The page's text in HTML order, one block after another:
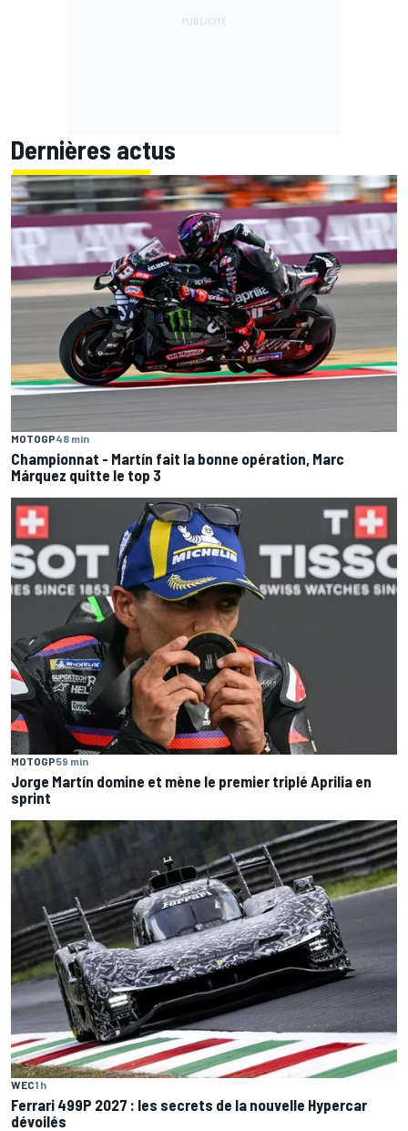
Dernières actus
MOTOGP48 min
Championnat - Martín fait la bonne opération, Marc
Márquez quitte le top 3
MOTOGP59 min
Jorge Martín domine et mène le premier triplé Aprilia en
sprint
WEC1 h
Ferrari 499P 2027 : les secrets de la nouvelle Hypercar
dévoilés